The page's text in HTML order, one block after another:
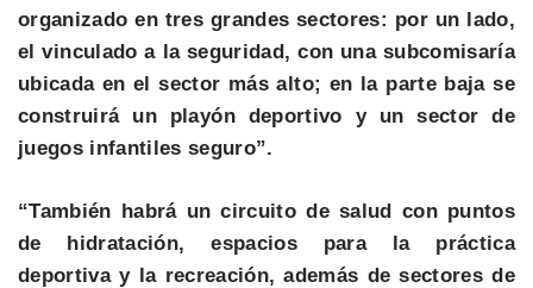
organizado en tres grandes sectores: por un lado,
el vinculado a la seguridad, con una subcomisaría
ubicada en el sector más alto; en la parte baja se
construirá un playón deportivo y un sector de
juegos infantiles seguro”.
“También habrá un circuito de salud con puntos
de hidratación, espacios para la práctica
deportiva y la recreación, además de sectores de